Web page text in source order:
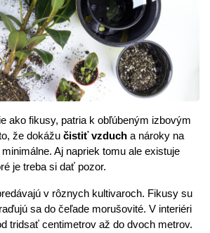
ako fikusy, patria k obľúbeným izbovým
že dokážu čistiť vzduch a nároky na
Aj napriek tomu ale existuje
je treba si dať pozor.
v rôznych kultivaroch. Fikusy su
sa do čeľade morušovité. V interiéri
tridsať centimetrov až do dvoch metrov.